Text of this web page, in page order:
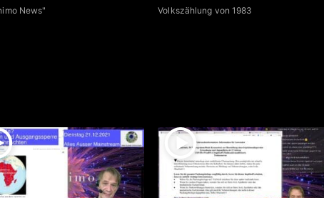
News" Volkszählung von 1983